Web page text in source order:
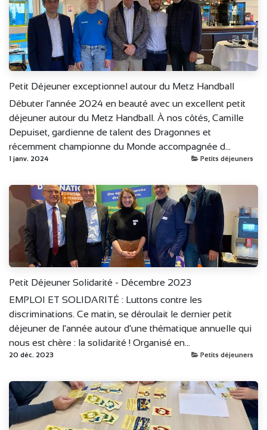
Petit Déjeuner exceptionnel autour du Metz Handball
Débuter l'année 2024 en beauté avec un excellent petit
déjeuner autour du Metz Handball. À nos côtés, Camille
Depuiset, gardienne de talent des Dragonnes et
récemment championne du Monde accompagnée d...
1 janv. 2024 Petits déjeuners
Petit Déjeuner Solidarité - Décembre 2023
EMPLOI ET SOLIDARITÉ : Luttons contre les
discriminations. Ce matin, se déroulait le dernier petit
déjeuner de l'année autour d'une thématique annuelle qui
nous est chère : la solidarité ! Organisé en...
20 déc. 2023 Petits déjeuners